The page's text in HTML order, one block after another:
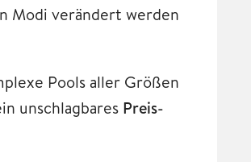
Modi verändert werden
Pools aller Größen
unschlagbares Preis-